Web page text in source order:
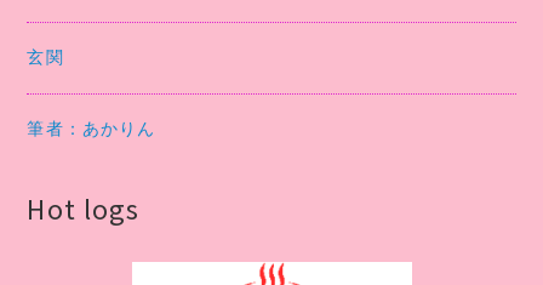
玄関
筆者：あかりん
Hot logs